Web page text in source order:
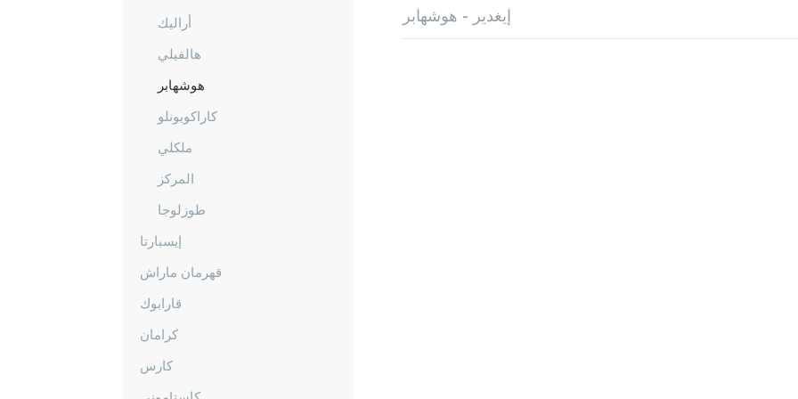
أراليك
هالفيلي
هوشهابر
كاراكويونلو
ملكلي
المركز
طوزلوجا
إيسبارتا
قهرمان ماراش
قارابوك
كرامان
كارس
إيغدير - هوشهابر